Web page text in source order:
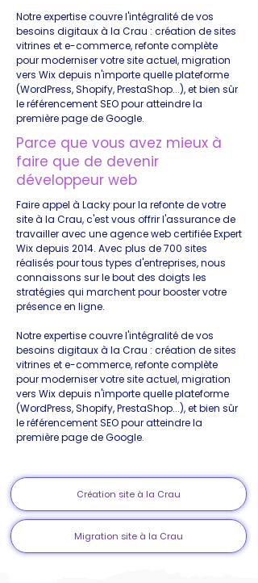
Notre expertise couvre l'intégralité de vos
besoins digitaux à la Crau : création de sites
vitrines et e-commerce, refonte complète
pour moderniser votre site actuel, migration
vers Wix depuis n'importe quelle plateforme
(WordPress, Shopify, PrestaShop...), et bien sûr
le référencement SEO pour atteindre la
première page de Google.
Parce que vous avez mieux à
faire que de devenir
développeur web
Faire appel à Lacky pour la refonte de votre
site à la Crau, c'est vous offrir l'assurance de
travailler avec une agence web certifiée Expert
Wix depuis 2014. Avec plus de 700 sites
réalisés pour tous types d'entreprises, nous
connaissons sur le bout des doigts les
stratégies qui marchent pour booster votre
présence en ligne.
Notre expertise couvre l'intégralité de vos
besoins digitaux à la Crau : création de sites
vitrines et e-commerce, refonte complète
pour moderniser votre site actuel, migration
vers Wix depuis n'importe quelle plateforme
(WordPress, Shopify, PrestaShop...), et bien sûr
le référencement SEO pour atteindre la
première page de Google.
Création site à la Crau
Migration site à la Crau